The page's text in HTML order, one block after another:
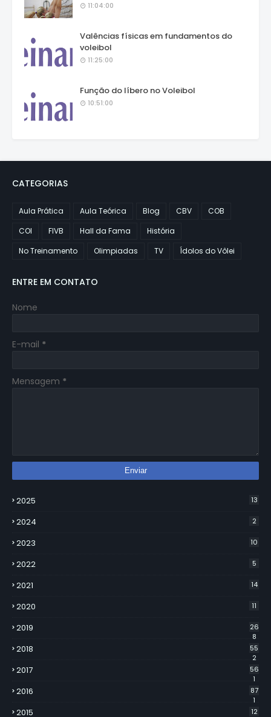
11:04:00
Valências físicas em fundamentos do
voleibol
11:25:00
Função do líbero no Voleibol
10:51:00
CATEGORIAS
Aula Prática Aula Teórica Blog CBV
COB
COI
FIVB Hall da Fama
História
No Treinamento
Olimpiadas TV Ídolos do Vôlei
ENTRE EM CONTATO
Nome
E-mail *
Mensagem *
2025 13
2024 2
2023 10
2022 5
2021 14
2020 11
2019
26
8
2018
55
2
2017
56
1
2016
87
1
2015
12